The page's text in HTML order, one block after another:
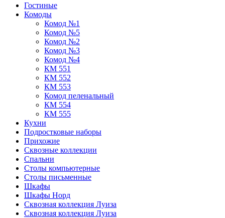
Гостиные
Комоды
Комод №1
Комод №5
Комод №2
Комод №3
Комод №4
КМ 551
КМ 552
КМ 553
Комод пеленальный
КМ 554
КМ 555
Кухни
Подростковые наборы
Прихожие
Сквозные коллекции
Спальни
Столы компьютерные
Столы письменные
Шкафы
Шкафы Норд
Сквозная коллекция Луиза
Сквозная коллекция Луиза